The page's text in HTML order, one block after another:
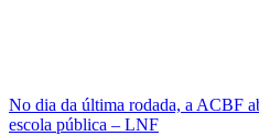
No dia da última rodada, a ACBF
escola pública – LNF